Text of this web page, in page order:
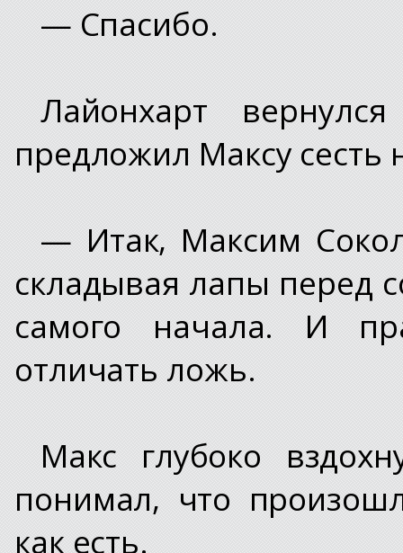
— Спасибо.
Лайонхарт
предложил Максу сесть
— Итак, Максим
складывая лапы перед
самого начала. И
отличать ложь.
Макс глубоко
понимал, что
как есть.